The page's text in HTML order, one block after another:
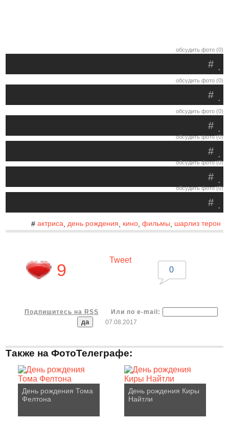
обсудить фото (0)
.
#
обсудить фото (0)
.
#
обсудить фото (0)
.
#
обсудить фото (0)
.
#
обсудить фото (0)
.
#
обсудить фото (0)
.
#
# актриса, день рождения кино, фильмы шарлиз терон
9
Tweet
0
Подпишитесь на RSS
Или по e-mail:
07.08.2017
Также на ФотоТелеграфе:
День рождения Тома
Фелтона
День рождения Киры
Найтли